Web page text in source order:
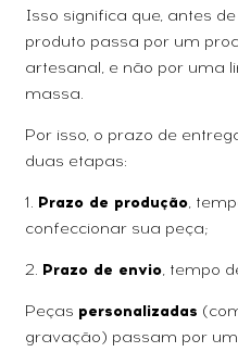
Isso significa que, antes
produto passa por um
artesanal, e não por uma
massa.
Por isso, o prazo de
duas etapas:
1. Prazo de produção,
confeccionar sua peça;
2. Prazo de envio, tempo
Peças personalizadas
gravação) passam por